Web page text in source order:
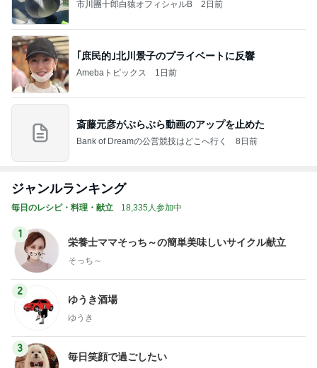
市川團十郎白猿オフィシャルB 2日前
｢庶民的｣北川景子のプライベートに反響
Amebaトピックス 1日前
斎藤元彦がぶらぶら動画のアップを止めた
Bank of Dreamの公営競技はどこへ行く 8日前
ジャンルランキング
毎日のレシピ・料理・献立 18,335人参加中
1
栄養士ママそっち～の簡単美味しいサイクル献立
そっち～
2
ゆうき酒場
ゆうき
3
毎日笑顔で過ごしたい